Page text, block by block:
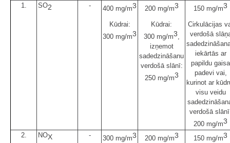
1.
SO2 - 400 mg/m3
Kūdrai:
300 mg/m3
200 mg/m3
Kūdrai:
300 mg/m3,
izņemot
sadedzināšanu
verdošā slānī:
250 mg/m3
150 mg/m3
Cirkulācijas
verdošā
iekārtās ar
papildu gaisa
padevi vai,
kurinot ar
visu veidu
verdošā
200 mg/m3
2. NOX - 300 mg/m3 200 mg/m3 150 mg/m3